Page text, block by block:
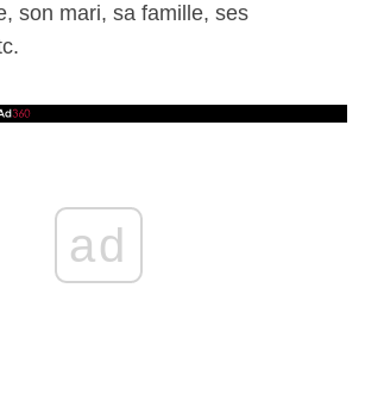
son mari, sa famille, ses
ad